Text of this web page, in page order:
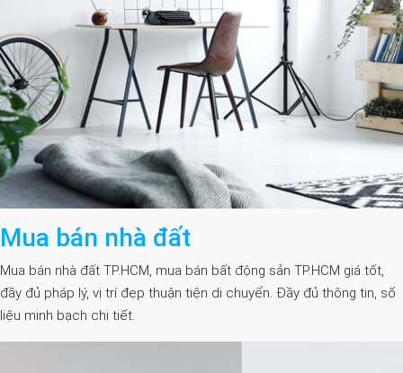
Mua bán nhà đất
Mua bán nhà đất TP.HCM, mua bán bất động sản TP.HCM giá tốt,
đầy đủ pháp lý, vị trí đẹp thuận tiện di chuyển. Đầy đủ thông tin, số
liệu minh bạch chi tiết.